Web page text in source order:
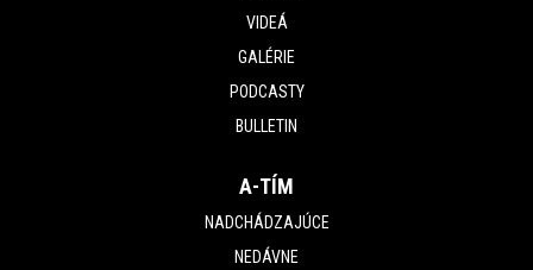
VIDEÁ
GALÉRIE
PODCASTY
BULLETIN
A-TÍM
NADCHÁDZAJÚCE
NEDÁVNE